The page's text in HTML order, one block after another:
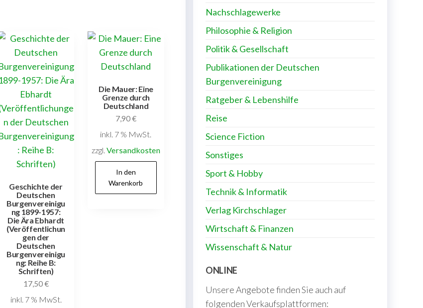
Geschichte der
Deutschen
Burgenvereinigu
ng 1899-1957:
Die Ära Ebhardt
(Veröffentlichun
gen der
Deutschen
Burgenvereinigu
ng: Reihe B:
Schriften)
17,50€
inkl. 7 % MwSt.
Die Mauer: Eine
Grenze durch
Deutschland
7,90€
inkl. 7 % MwSt.
zzgl. Versandkosten
In den
Warenkorb
Nachschlagewerke
Philosophie & Religion
Politik & Gesellschaft
Publikationen der Deutschen
Burgenvereinigung
Ratgeber & Lebenshilfe
Reise
Science Fiction
Sonstiges
Sport & Hobby
Technik & Informatik
Verlag Kirchschlager
Wirtschaft & Finanzen
Wissenschaft & Natur
ONLINE
Unsere Angebote finden Sie auch auf
folgenden Verkaufsplattformen: